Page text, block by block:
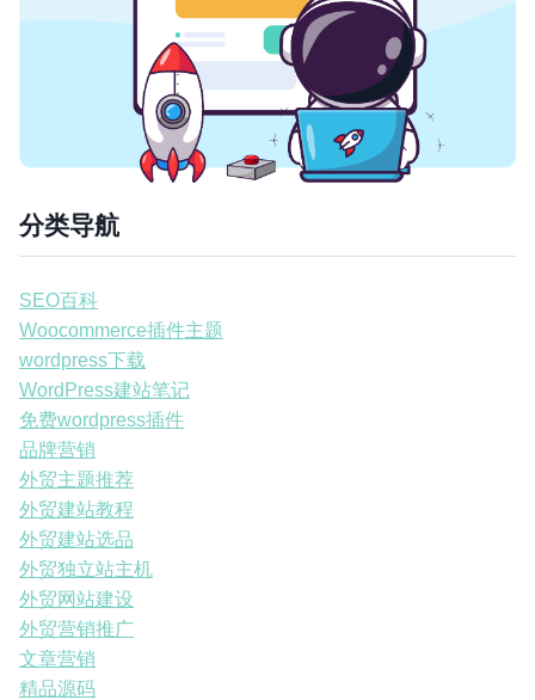
分类导航
SEO百科
Woocommerce插件主题
wordpress下载
WordPress建站笔记
免费wordpress插件
品牌营销
外贸主题推荐
外贸建站教程
外贸建站选品
外贸独立站主机
外贸网站建设
外贸营销推广
文章营销
精品源码